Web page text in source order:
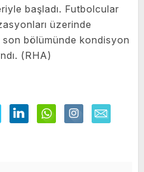
başladı. Futbolcular
üzerinde
son bölümünde kondisyon
(RHA)